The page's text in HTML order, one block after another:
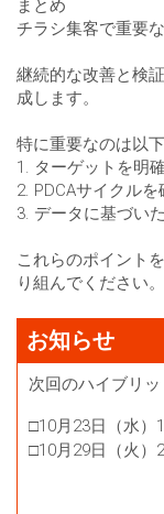
まとめ
チラシ集客で重要
継続的な改善と検
成します。
特に重要なのは以
1. ターゲットを明
2. PDCAサイクル
3. データに基づい
これらのポイント
り組んでください。
お知らせ
次回のハイブリ
□10月23日（水）
□10月29日（火